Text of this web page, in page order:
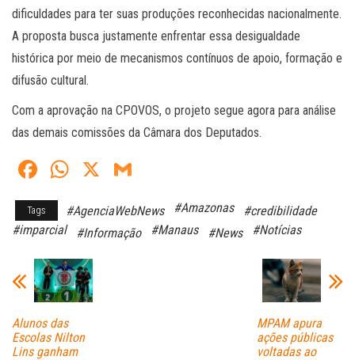
dificuldades para ter suas produções reconhecidas nacionalmente.
A proposta busca justamente enfrentar essa desigualdade
histórica por meio de mecanismos contínuos de apoio, formação e
difusão cultural.
Com a aprovação na CPOVOS, o projeto segue agora para análise
das demais comissões da Câmara dos Deputados.
Fa
ce
bo
W
ts
A
pp
X
ail
Tags #AgenciaWebNews #Amazonas
#credibilidade
#imparcial
#Informação #Manaus #News #Notícias
Alunos das
Escolas Nilton
Lins ganham
MPAM apura
ações públicas
voltadas ao